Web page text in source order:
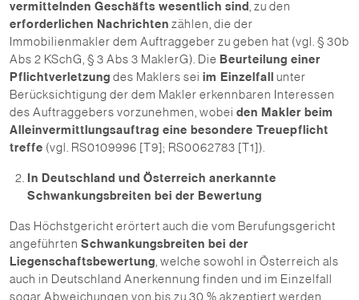
vermittelnden Geschäfts wesentlich sind , zu den
erforderlichen Nachrichten zählen, die der
Immobilienmakler dem Auftraggeber zu geben hat (vgl. § 30b
Abs 2 KSchG, § 3 Abs 3 MaklerG). Die Beurteilung einer
Pflichtverletzung des Maklers sei im Einzelfall unter
Berücksichtigung der dem Makler erkennbaren Interessen
des Auftraggebers vorzunehmen, wobei den Makler beim
Alleinvermittlungsauftrag eine besondere Treuepflicht
treffe (vgl. RS0109996 [T9]; RS0062783 [T1]).
In Deutschland und Österreich anerkannte
Schwankungsbreiten bei der Bewertung
Das Höchstgericht erörtert auch die vom Berufungsgericht
angeführten Schwankungsbreiten bei der
Liegenschaftsbewertung , welche sowohl in Österreich als
auch in Deutschland Anerkennung finden und im Einzelfall
sogar Abweichungen von bis zu 30 % akzeptiert werden.